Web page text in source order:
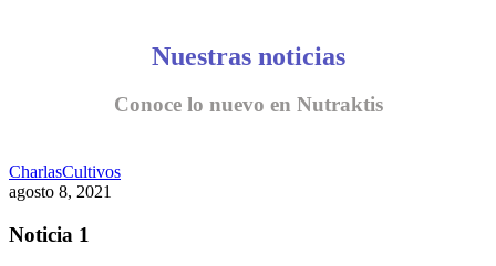
Nuestras noticias
Conoce lo nuevo en Nutraktis
CharlasCultivos
agosto 8, 2021
Noticia 1